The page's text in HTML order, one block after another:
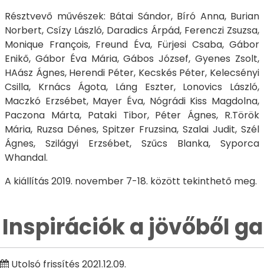
Résztvevő művészek: Bátai Sándor, Bíró Anna, Burian
Norbert, Csízy László, Daradics Árpád, Ferenczi Zsuzsa,
Monique François, Freund Éva, Fürjesi Csaba, Gábor
Enikő, Gábor Éva Mária, Gábos József, Gyenes Zsolt,
HAász Ágnes, Herendi Péter, Kecskés Péter, Kelecsényi
Csilla, Krnács Ágota, Láng Eszter, Lonovics László,
Maczkó Erzsébet, Mayer Éva, Nógrádi Kiss Magdolna,
Paczona Márta, Pataki Tibor, Péter Ágnes, R.Török
Mária, Ruzsa Dénes, Spitzer Fruzsina, Szalai Judit, Szél
Ágnes, Szilágyi Erzsébet, Szűcs Blanka, Syporca
Whandal.
A kiállítás 2019. november 7-18. között tekinthető meg.
Inspirációk a jövőből
Utolsó frissítés 2021.12.09.